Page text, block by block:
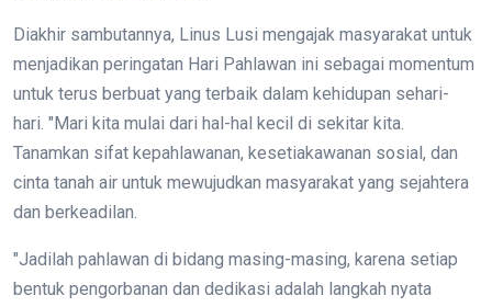
Diakhir sambutannya, Linus Lusi mengajak masyarakat untuk
menjadikan peringatan Hari Pahlawan ini sebagai momentum
untuk terus berbuat yang terbaik dalam kehidupan sehari-
hari. "Mari kita mulai dari hal-hal kecil di sekitar kita.
Tanamkan sifat kepahlawanan, kesetiakawanan sosial, dan
cinta tanah air untuk mewujudkan masyarakat yang sejahtera
dan berkeadilan.
"Jadilah pahlawan di bidang masing-masing, karena setiap
bentuk pengorbanan dan dedikasi adalah langkah nyata